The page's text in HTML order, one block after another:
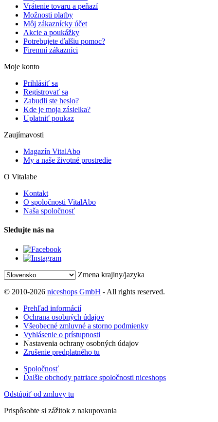
Vrátenie tovaru a peňazí
Možnosti platby
Môj zákaznícky účet
Akcie a poukážky
Potrebujete ďalšiu pomoc?
Firemní zákazníci
Moje konto
Prihlásiť sa
Registrovať sa
Zabudli ste heslo?
Kde je moja zásielka?
Uplatniť poukaz
Zaujímavosti
Magazín VitalAbo
My a naše životné prostredie
O Vitalabe
Kontakt
O spoločnosti VitalAbo
Naša spoločnosť
Sledujte nás na
Zmena krajiny/jazyka
© 2010-2026 niceshops GmbH - All rights reserved.
Prehľad informácií
Ochrana osobných údajov
Všeobecné zmluvné a storno podmienky
Vyhlásenie o prístupnosti
Nastavenia ochrany osobných údajov
Zrušenie predplatného tu
Spoločnosť
Ďalšie obchody patriace spoločnosti niceshops
Odstúpiť od zmluvy tu
Prispôsobte si zážitok z nakupovania